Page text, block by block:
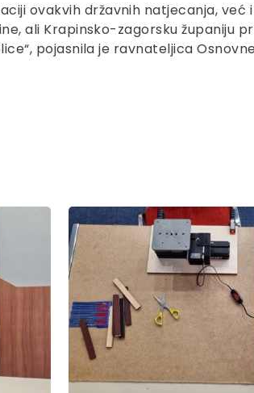
ovakvih državnih natjecanja, već
ali Krapinsko-zagorsku županiju
pojasnila je ravnateljica